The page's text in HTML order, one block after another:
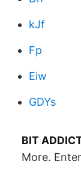
kJf
Fp
Eiw
GDYs
BIT
More.